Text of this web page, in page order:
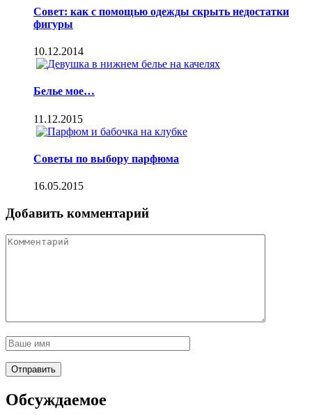
Совет: как с помощью одежды скрыть недостатки
фигуры
10.12.2014
Белье мое…
11.12.2015
Советы по выбору парфюма
16.05.2015
Добавить комментарий
Обсуждаемое